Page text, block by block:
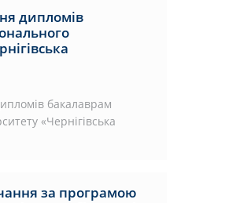
дипломів
бакалаврам
«Чернігівська
за програмою